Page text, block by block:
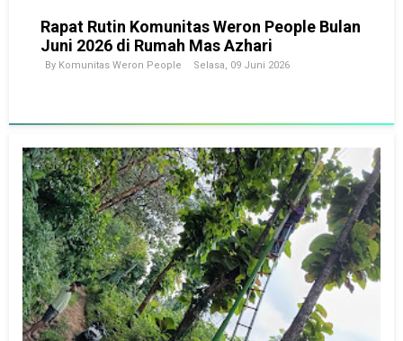
Rapat Rutin Komunitas Weron People Bulan
Juni 2026 di Rumah Mas Azhari
By Komunitas Weron People Selasa, 09 Juni 2026